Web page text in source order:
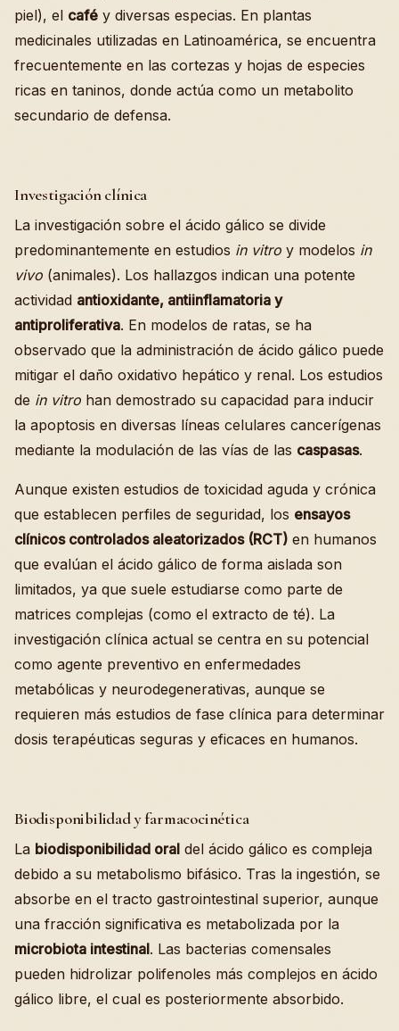
piel), el café y diversas especias. En plantas
medicinales utilizadas en Latinoamérica, se encuentra
frecuentemente en las cortezas y hojas de especies
ricas en taninos, donde actúa como un metabolito
secundario de defensa.
Investigación clínica
La investigación sobre el ácido gálico se divide
predominantemente en estudios in vitro y modelos in
vivo (animales). Los hallazgos indican una potente
actividad antioxidante, antiinflamatoria y
antiproliferativa. En modelos de ratas, se ha
observado que la administración de ácido gálico puede
mitigar el daño oxidativo hepático y renal. Los estudios
de in vitro han demostrado su capacidad para inducir
la apoptosis en diversas líneas celulares cancerígenas
mediante la modulación de las vías de las caspasas.
Aunque existen estudios de toxicidad aguda y crónica
que establecen perfiles de seguridad, los ensayos
clínicos controlados aleatorizados (RCT) en humanos
que evalúan el ácido gálico de forma aislada son
limitados, ya que suele estudiarse como parte de
matrices complejas (como el extracto de té). La
investigación clínica actual se centra en su potencial
como agente preventivo en enfermedades
metabólicas y neurodegenerativas, aunque se
requieren más estudios de fase clínica para determinar
dosis terapéuticas seguras y eficaces en humanos.
Biodisponibilidad y farmacocinética
La biodisponibilidad oral del ácido gálico es compleja
debido a su metabolismo bifásico. Tras la ingestión, se
absorbe en el tracto gastrointestinal superior, aunque
una fracción significativa es metabolizada por la
microbiota intestinal. Las bacterias comensales
pueden hidrolizar polifenoles más complejos en ácido
gálico libre, el cual es posteriormente absorbido.